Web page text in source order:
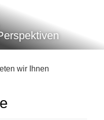
wir Ihnen